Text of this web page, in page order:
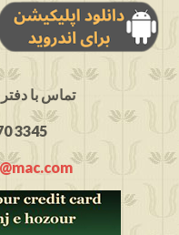
: تماس با
3345